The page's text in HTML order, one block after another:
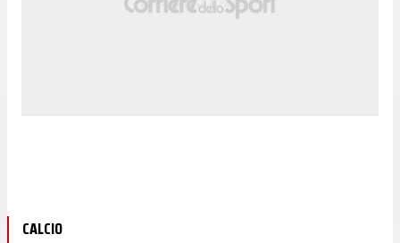
CALCIO